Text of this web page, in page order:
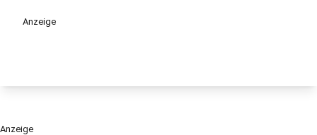
Anzeige
Anzeige